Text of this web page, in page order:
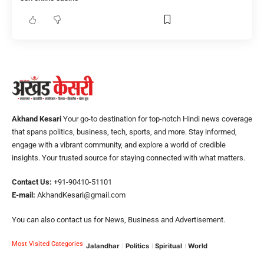
Akhand Kesari Your go-to destination for top-notch Hindi news coverage
that spans politics, business, tech, sports, and more. Stay informed,
engage with a vibrant community, and explore a world of credible
insights. Your trusted source for staying connected with what matters.
Contact Us: +91-90410-51101
E-mail: AkhandKesari@gmail.com
You can also contact us for News, Business and Advertisement.
Most Visited Categories Jalandhar Politics Spiritual World